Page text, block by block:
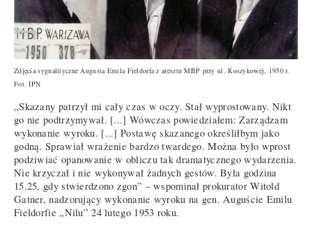
Zdjęcia sygnalityczne Augusta Emila Fieldorfa z aresztu MBP przy ul. Koszykowej, 1950 r.
Fot. IPN
„Skazany patrzył mi cały czas w oczy. Stał wyprostowany. Nikt
go nie podtrzymywał. [...] Wówczas powiedziałem: Zarządzam
wykonanie wyroku. [...] Postawę skazanego określiłbym jako
godną. Sprawiał wrażenie bardzo twardego. Można było wprost
podziwiać opanowanie w obliczu tak dramatycznego wydarzenia.
Nie krzyczał i nie wykonywał żadnych gestów. Była godzina
15.25, gdy stwierdzono zgon” – wspominał prokurator Witold
Gatner, nadzorujący wykonanie wyroku na gen. Auguście Emilu
Fieldorfie „Nilu” 24 lutego 1953 roku.